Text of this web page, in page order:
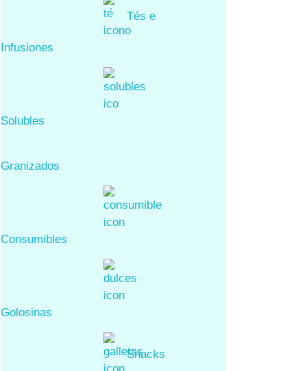
Tés e
Infusiones
Solubles
Granizados
Consumibles
Golosinas
Snacks